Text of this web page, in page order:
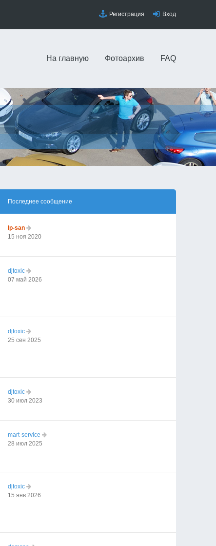
Регистрация Вход
На главную Фотоархив FAQ
Последнее сообщение
lp-san
15 ноя 2020
djtoxic
07 май 2026
djtoxic
25 сен 2025
djtoxic
30 июл 2023
mart-service
28 июл 2025
djtoxic
15 янв 2026